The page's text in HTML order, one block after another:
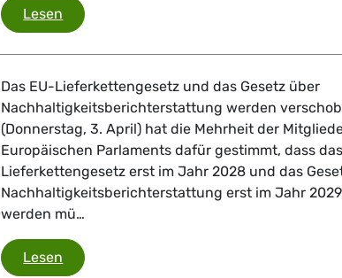
Lesen Geschwächter Wolfsschutz ist
Das EU-Lieferkettengesetz und das Gesetz über
Nachhaltigkeitsberichterstattung werden
(Donnerstag, 3. April) hat die Mehrheit der
Europäischen Parlaments dafür gestimmt, dass das
Lieferkettengesetz erst im Jahr 2028 und das
Nachhaltigkeitsberichterstattung erst im Jahr
werden mü…
Lesen Grünen/EFA werden weiter gegen